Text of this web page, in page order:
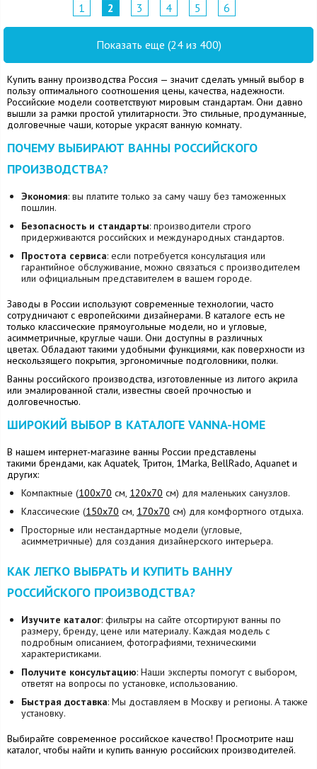
1 2 3 4 5 6
Показать еще (24 из 400)
Купить ванну производства Россия — значит сделать умный выбор в
пользу оптимального соотношения цены, качества, надежности.
Российские модели соответствуют мировым стандартам. Они давно
вышли за рамки простой утилитарности. Это стильные, продуманные,
долговечные чаши, которые украсят ванную комнату.
ПОЧЕМУ ВЫБИРАЮТ ВАННЫ РОССИЙСКОГО
ПРОИЗВОДСТВА?
Экономия: вы платите только за саму чашу без таможенных
пошлин.
Безопасность и стандарты: производители строго
придерживаются российских и международных стандартов.
Простота сервиса: если потребуется консультация или
гарантийное обслуживание, можно связаться с производителем
или официальным представителем в вашем городе.
Заводы в России используют современные технологии, часто
сотрудничают с европейскими дизайнерами. В каталоге есть не
только классические прямоугольные модели, но и угловые,
асимметричные, круглые чаши. Они доступны в различных
цветах. Обладают такими удобными функциями, как поверхности из
нескользящего покрытия, эргономичные подголовники, полки.
Ванны российского производства, изготовленные из литого акрила
или эмалированной стали, известны своей прочностью и
долговечностью.
ШИРОКИЙ ВЫБОР В КАТАЛОГЕ VANNA-HOME
В нашем интернет-магазине ванны России представлены
такими брендами, как Aquatek, Тритон, 1Marka, BellRado, Aquanet и
других:
Компактные (100х70 см, 120х70 см) для маленьких санузлов.
Классические (150х70 см, 170х70 см) для комфортного отдыха.
Просторные или нестандартные модели (угловые,
асимметричные) для создания дизайнерского интерьера.
КАК ЛЕГКО ВЫБРАТЬ И КУПИТЬ ВАННУ
РОССИЙСКОГО ПРОИЗВОДСТВА?
Изучите каталог: фильтры на сайте отсортируют ванны по
размеру, бренду, цене или материалу. Каждая модель с
подробным описанием, фотографиями, техническими
характеристиками.
Получите консультацию: Наши эксперты помогут с выбором,
ответят на вопросы по установке, использованию.
Быстрая доставка: Мы доставляем в Москву и регионы. А также
установку.
Выбирайте современное российское качество! Просмотрите наш
каталог, чтобы найти и купить ванную российских производителей.